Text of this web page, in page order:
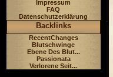
Impressum
FAQ
Datenschutzerklärung
Backlinks
RecentChanges
Blutschwinge
Ebene Des Blut...
Passionata
Verlorene Seit...